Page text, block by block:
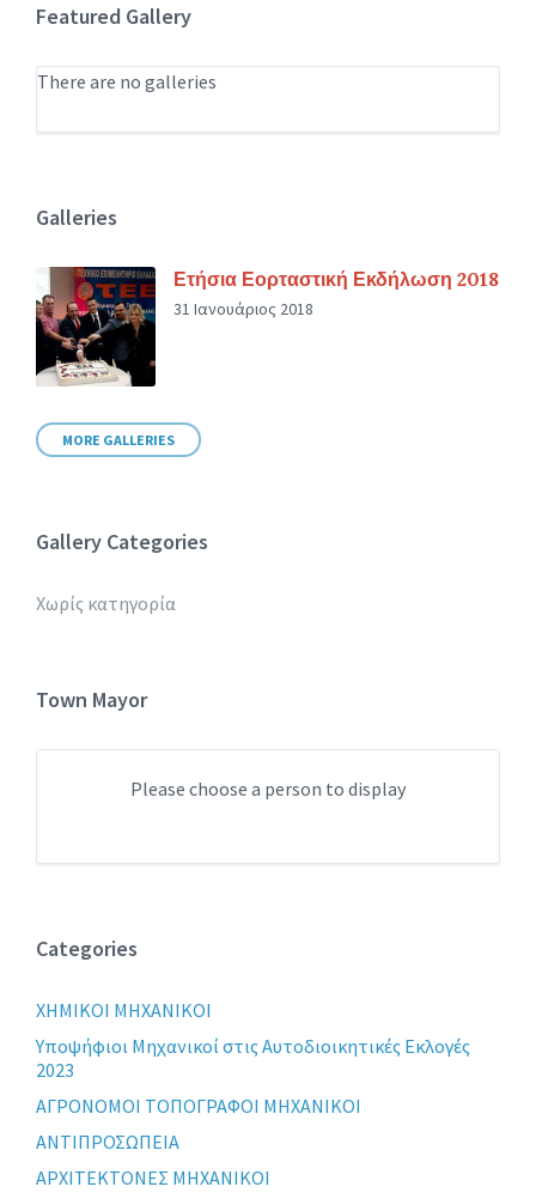
Featured Gallery
There are no galleries
Galleries
Ετήσια Εορταστική Εκδήλωση 2018
31 Ιανουάριος 2018
MORE GALLERIES
Gallery Categories
Χωρίς κατηγορία
Town Mayor
Please choose a person to display
Categories
XHMIKOI MHXANIKOI
Yποψήφιοι Μηχανικοί στις Αυτοδιοικητικές Εκλογές
2023
ΑΓΡΟΝΟΜΟΙ ΤΟΠΟΓΡΑΦΟΙ ΜΗΧΑΝΙΚΟΙ
ΑΝΤΙΠΡΟΣΩΠΕΙΑ
ΑΡΧΙΤΕΚΤΟΝΕΣ ΜΗΧΑΝΙΚΟΙ